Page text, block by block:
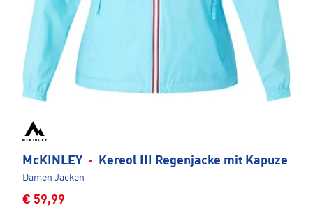
McKINLEY · Kereol III Regenjacke mit Kapuze
Damen Jacken
€ 59,99